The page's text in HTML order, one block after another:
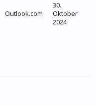
Outlook.com
30.
Oktober
2024